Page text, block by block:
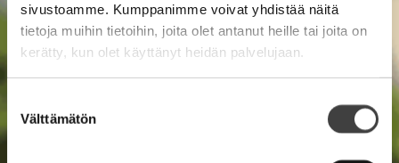
sivustoamme. Kumppanimme voivat yhdistää näitä
tietoja muihin tietoihin, joita olet antanut heille tai joita on
kerätty, kun olet käyttänyt heidän palvelujaan.
valinta
Välttämätön